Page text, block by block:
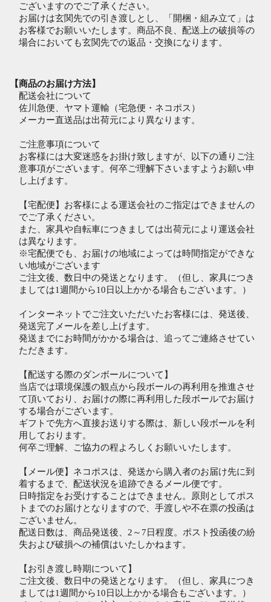
ございますのでご了承ください。
お届けは玄関先での引き渡しとし、「開梱・組み立て」は
お客様でお願いいたします。商品不良、配送上の破損等の
場合においても玄関先での返品・交換になります。
【商品のお届け方法】
配送会社について
佐川急便、ヤマト運輸（宅急便・ネコポス）
メーカー直送品は出荷元により異なります。
ご注意事項について
お客様には大変迷惑をお掛け致しますが、以下の通りご注
意事項がございます。何卒ご理解下さいますようお願い申
し上げます。
【宅配便】お客様による運送会社のご指定はできませんの
でご了承ください。
また、家具や自転車につきましては出荷元により運送会社
は異なります。
※宅配便でも、お届けの地域によっては時間指定ができな
い地域がございます
ご注文後、数日中の発送となります。（但し、家具につき
ましては1週間から10日以上かかる場合もございます。）
インターネットでご注文いただいたお客様には、発送後、
発送完了メールを差し上げます。
発送までにお時間がかかる場合は、追ってご連絡させてい
ただきます。
【配送する際のダンボールについて】
当店では環境保護の観点から段ボールの再利用を推進させ
て頂いており、お届けの際に再利用した段ボールでお届け
する場合がございます。
ギフトで先方へ直接お送りする際は、新しい段ボールを利
用しております。
何卒ご理解、ご協力の程よろしくお願いいたします。
【メール便】ネコポスは、発送から購入者のお届け先に到
着するまで、配送状況を追跡できるメール便です。
日時指定をお受けすることはできません。原則としてポス
トまでのお届けとなりますので、手渡しや不在票の投函は
ございません。
配送日数は、商品発送後、2～7日程度。ポスト投函後の紛
失および破損への補償はいたしかねます。
【お引き渡し時期について】
ご注文後、数日中の発送となります。（但し、家具につき
ましては1週間から10日以上かかる場合もございます。）